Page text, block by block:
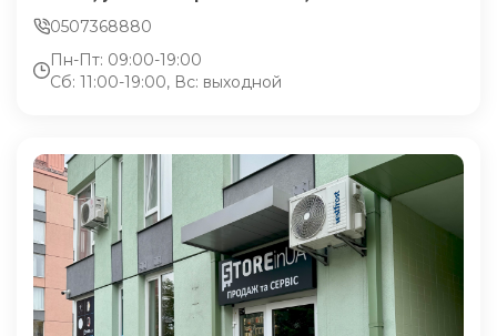
0507368880
Пн-Пт: 09:00-19:00
Сб: 11:00-19:00, Вс: выходной